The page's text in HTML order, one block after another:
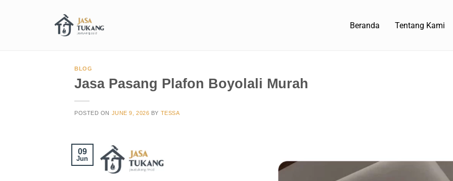
Beranda Tentang Kami
BLOG
Jasa Pasang Plafon Boyolali Murah
POSTED ON JUNE 9, 2026 BY TESSA
09
Jun